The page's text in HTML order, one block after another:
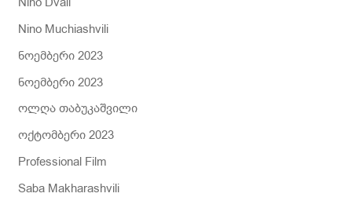
Nino Muchiashvili
ნოემბერი 2023
ნოემბერი 2023
ოლღა თაბუკაშვილი
ოქტომბერი 2023
Professional Film
Saba Makharashvili